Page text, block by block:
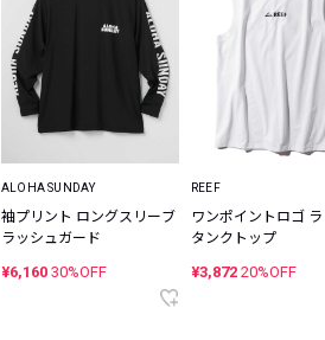
ALOHA SUNDAY
袖プリント ロングスリーブ
ラッシュガード
¥6,160 30%OFF
REEF
ワンポイントロゴ
タンクトップ
¥3,872 20%OFF